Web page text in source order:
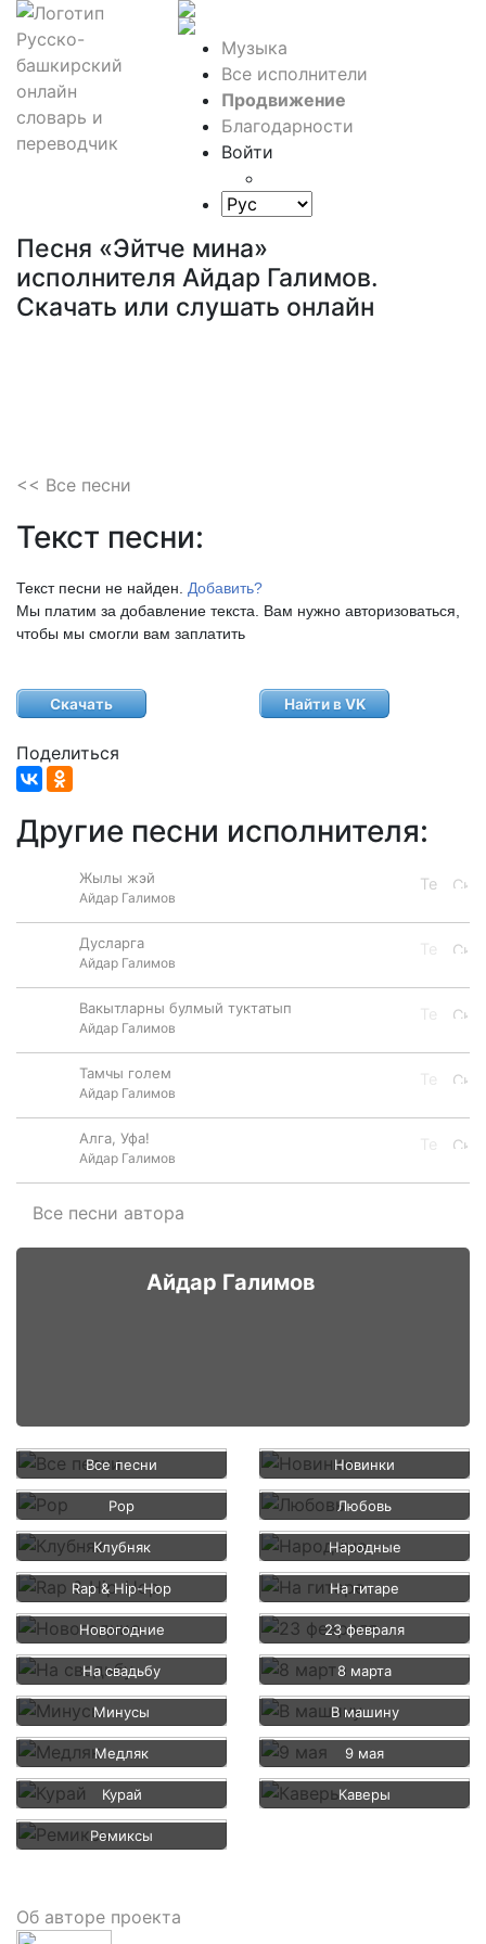
Музыка
Все исполнители
Продвижение
Благодарности
Войти
Песня «Эйтче мина»
исполнителя Айдар Галимов.
Скачать или слушать онлайн
<< Все песни
Текст песни:
Текст песни не найден. Добавить?
Мы платим за добавление текста. Вам нужно авторизоваться,
чтобы мы смогли вам заплатить
Скачать Найти в VK
Поделиться
Другие песни исполнителя:
Жылы жэй
Айдар Галимов
Дусларга
Айдар Галимов
Вакытларны булмый туктатып
Айдар Галимов
Тамчы голем
Айдар Галимов
Алга, Уфа!
Айдар Галимов
Все песни автора
Айдар Галимов
Все песни Новинки
Pop Любовь
Клубняк Народные
Rap & Hip-Hop На гитаре
Новогодние 23 февраля
На свадьбу 8 марта
Минусы В машину
Медляк 9 мая
Курай Каверы
Ремиксы
Об авторе проекта